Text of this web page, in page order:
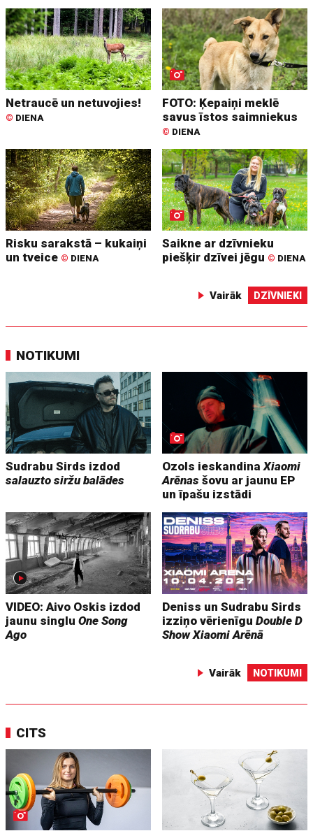
Netraucē un netuvojies!
© DIENA
FOTO: Ķepaiņi meklē
savus īstos saimniekus
© DIENA
Risku sarakstā – kukaiņi
un tveice © DIENA
Saikne ar dzīvnieku
piešķir dzīvei jēgu © DIENA
Vairāk DZĪVNIEKI
NOTIKUMI
Sudrabu Sirds izdod
salauzto siržu balādes
Ozols ieskandinaXiaomi
Arēnas šovu ar jaunu EP
un īpašu izstādi
VIDEO: Aivo Oskis izdod
jaunu singluOne Song
Ago
Deniss un Sudrabu Sirds
izziņo vērienīguDouble D
Show Xiaomi Arēnā
Vairāk NOTIKUMI
CITS